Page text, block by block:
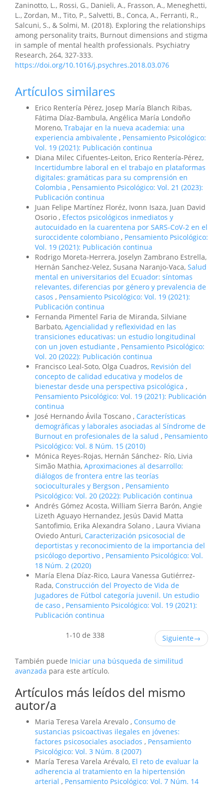
Zaninotto, L., Rossi, G., Danieli, A., Frasson, A., Meneghetti,
L., Zordan, M., Tito, P., Salvetti, B., Conca, A., Ferranti, R.,
Salcuni, S., & Solmi, M. (2018). Exploring the relationships
among personality traits, Burnout dimensions and stigma
in sample of mental health professionals. Psychiatry
Research, 264, 327-333.
https://doi.org/10.1016/j.psychres.2018.03.076
Artículos similares
Erico Rentería Pérez, Josep María Blanch Ribas,
Fátima Díaz-Bambula, Angélica María Londoño
Moreno, Trabajar en la nueva academia: una
experiencia ambivalente , Pensamiento Psicológico:
Vol. 19 (2021): Publicación continua
Diana Milec Cifuentes-Leiton, Erico Rentería-Pérez,
Incertidumbre laboral en el trabajo en plataformas
digitales: gramáticas para su comprensión en
Colombia , Pensamiento Psicológico: Vol. 21 (2023):
Publicación continua
Juan Felipe Martínez Floréz, Ivonn Isaza, Juan David
Osorio , Efectos psicológicos inmediatos y
autocuidado en la cuarentena por SARS-CoV-2 en el
suroccidente colombiano , Pensamiento Psicológico:
Vol. 19 (2021): Publicación continua
Rodrigo Moreta-Herrera, Joselyn Zambrano Estrella,
Hernán Sanchez-Velez, Susana Naranjo-Vaca, Salud
mental en universitarios del Ecuador: síntomas
relevantes, diferencias por género y prevalencia de
casos , Pensamiento Psicológico: Vol. 19 (2021):
Publicación continua
Fernanda Pimentel Faria de Miranda, Silviane
Barbato, Agencialidad y reflexividad en las
transiciones educativas: un estudio longitudinal
con un joven estudiante , Pensamiento Psicológico:
Vol. 20 (2022): Publicación continua
Francisco Leal-Soto, Olga Cuadros, Revisión del
concepto de calidad educativa y modelos de
bienestar desde una perspectiva psicológica ,
Pensamiento Psicológico: Vol. 19 (2021): Publicación
continua
José Hernando Ávila Toscano , Características
demográficas y laborales asociadas al Síndrome de
Burnout en profesionales de la salud , Pensamiento
Psicológico: Vol. 8 Núm. 15 (2010)
Mónica Reyes-Rojas, Hernán Sánchez- Río, Livia
Simão Mathia, Aproximaciones al desarrollo:
diálogos de frontera entre las teorías
socioculturales y Bergson , Pensamiento
Psicológico: Vol. 20 (2022): Publicación continua
Andrés Gómez Acosta, William Sierra Barón, Angie
Lizeth Aguayo Hernandez, Jesús David Matta
Santofimio, Erika Alexandra Solano , Laura Viviana
Oviedo Anturi, Caracterización psicosocial de
deportistas y reconocimiento de la importancia del
psicólogo deportivo , Pensamiento Psicológico: Vol.
18 Núm. 2 (2020)
María Elena Díaz-Rico, Laura Vanessa Gutiérrez-
Rada, Construcción del Proyecto de Vida de
Jugadores de Fútbol categoría juvenil. Un estudio
de caso , Pensamiento Psicológico: Vol. 19 (2021):
Publicación continua
1-10 de 338 Siguiente→
También puede Iniciar una búsqueda de similitud
avanzada para este artículo.
Artículos más leídos del mismo
autor/a
Maria Teresa Varela Arevalo , Consumo de
sustancias psicoactivas ilegales en jóvenes:
factores psicosociales asociados , Pensamiento
Psicológico: Vol. 3 Núm. 8 (2007)
María Teresa Varela Arévalo, El reto de evaluar la
adherencia al tratamiento en la hipertensión
arterial , Pensamiento Psicológico: Vol. 7 Núm. 14